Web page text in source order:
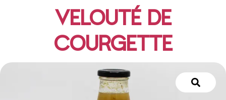
VELOUTÉ DE
COURGETTE